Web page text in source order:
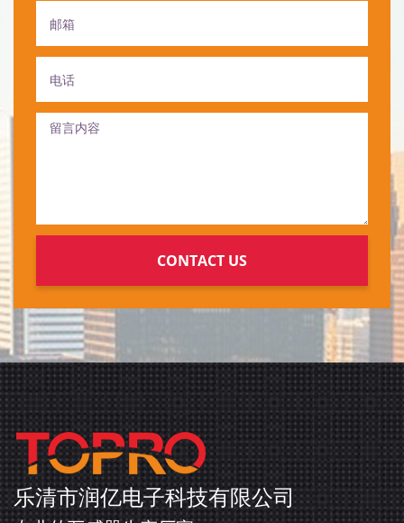
乐清市润亿电子科技有限公司